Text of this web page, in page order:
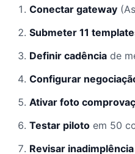
Conectar gateway
Submeter 11
Definir cadência de
Configurar
Ativar foto
Testar piloto em 50
Revisar inadimplência